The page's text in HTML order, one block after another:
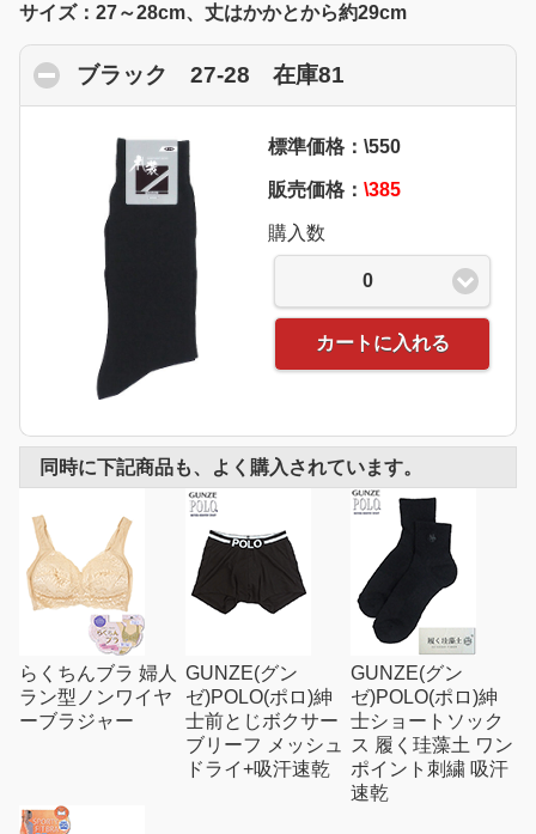
サイズ：27～28cm、丈はかかとから約29cm
ブラック 27-28 在庫81
標準価格：\550
販売価格： \385
購入数
0
カートに入れる
同時に下記商品も、よく購入されています。
らくちんブラ 婦人
ラン型ノンワイヤ
ーブラジャー
GUNZE(グン
ゼ)POLO(ポロ)紳
士前とじボクサー
ブリーフ メッシュ
ドライ+吸汗速乾
GUNZE(グン
ゼ)POLO(ポロ)紳
士ショートソック
ス 履く珪藻土 ワン
ポイント刺繍 吸汗
速乾